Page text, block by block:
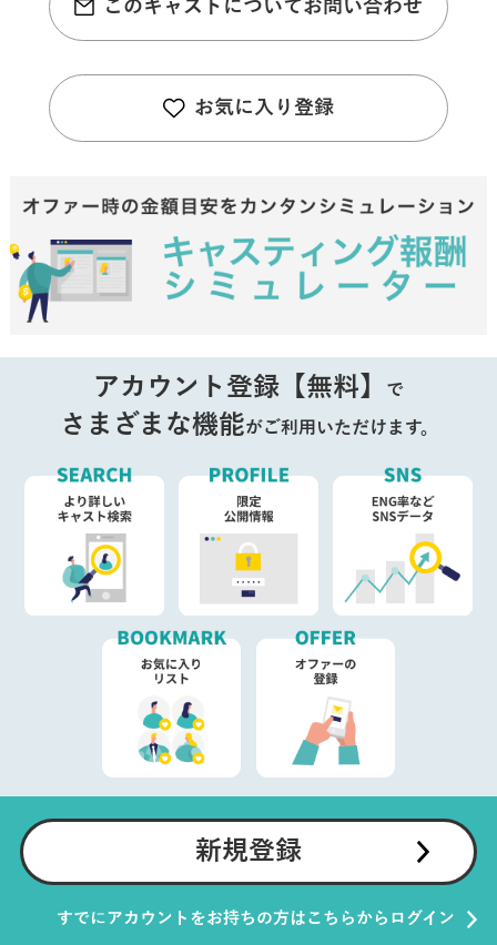
このキャストについてお問い合わせ
お気に入り登録
アカウント登録【無料】 で
さまざまな機能がご利用いただけます。
新規登録
すでにアカウントをお持ちの方はこちらからログイン